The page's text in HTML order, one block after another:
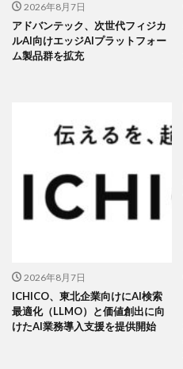
2026年8月7日
アドバンテック、次世代フィジカ
ルAI向けエッジAIプラットフォー
ム製品群を拡充
2026年8月7日
ICHICO、東北企業向けにAI検索
最適化（LLMO）と価値創出に向
けたAI業務導入支援を提供開始